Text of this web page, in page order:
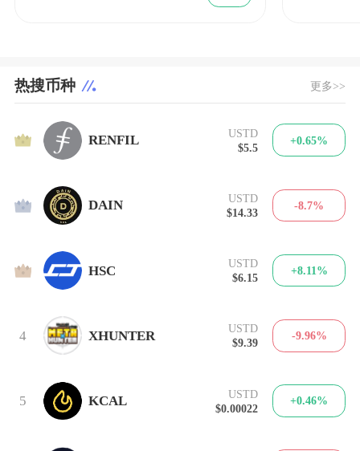
热搜币种 更多>>
1 RENFIL
USTD
$5.5
+0.65%
2 DAIN
USTD
$14.33
-8.7%
3 HSC
USTD
$6.15
+8.11%
4 XHUNTER
USTD
$9.39
-9.96%
5 KCAL
USTD
$0.00022
+0.46%